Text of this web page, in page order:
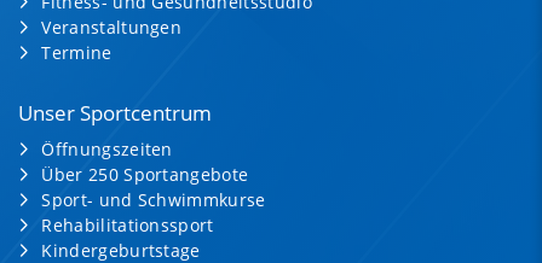
Veranstaltungen
Termine
Unser Sportcentrum
Öffnungszeiten
Über 250 Sportangebote
Sport- und Schwimmkurse
Rehabilitationssport
Kindergeburtstage